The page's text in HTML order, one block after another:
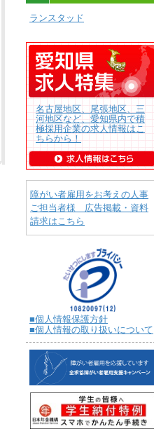
ランスタッド
名古屋地区、尾張地区、三
河地区など、愛知県内で積
極採用企業の求人情報はこ
ちらから！
障がい者雇用をお考えの人事
ご担当者様 広告掲載・資料
請求はこちら
■個人情報保護方針
■個人情報の取り扱いについて